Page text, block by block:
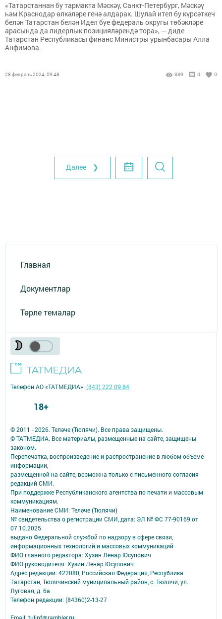
«Татарстаннан бу тармакта Мәскәү, Санкт-Петербург, Мәскәү
һәм Краснодар өлкәләре генә алдарак. Шулай итеп бу күрсәткеч
белән Татарстан белән Идел буе федераль округы төбәкләре
арасында да лидерлык позицияләрендә тора», — диде
Татарстан Республикасы финанс Министры урынбасары Алла
Анфимова.
28 февраль 2024, 09:48 339 0 0
Далее ❯
Главная
Документлар
Төрле темалар
© 2011 - 2026. Теләче (Тюлячи). Все права защищены.
© ТАТМЕДИА. Все материалы, размещенные на сайте, защищены
законом.
Перепечатка, воспроизведение и распространение в любом объеме
информации,
размещенной на сайте, возможна только с письменного согласия
редакций СМИ.
При поддержке Республиканского агентства по печати и массовым
коммуникациям.
Наименование СМИ: Теләче (Тюлячи)
№ свидетельства о регистрации СМИ, дата: ЭЛ № ФС 77-90169 от
07.10.2025
выдано Федеральной службой по надзору в сфере связи,
информационных технологий и массовых коммуникаций
ФИО главного редактора: Хузин Ленар Юсупович
ФИО руководителя: Хузин Ленар Юсупович
Адрес редакции: 422080, Российская Федерация, Республика
Татарстан, Тюлячинский муниципальный район, с. Тюлячи, ул.
Луговая, д. 6а
Телефон редакции: (84360)2-⁠13-⁠27
Телефон АО «ТАТМЕДИА»:(843) 222 09 84
18+